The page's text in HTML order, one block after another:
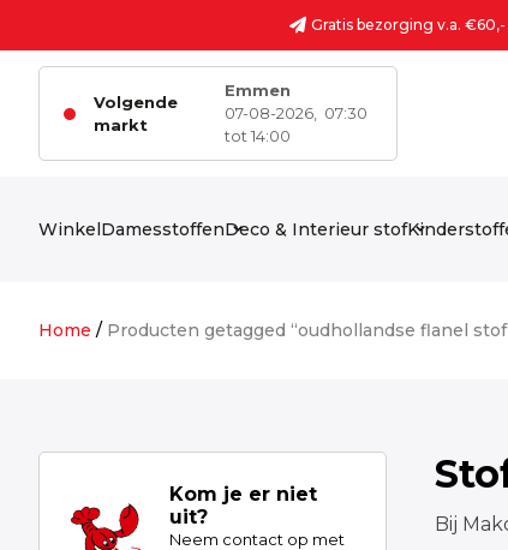
Gratis bezorging v.a. €60,-
Volgende
markt
Emmen
07-08-2026,
07:30
tot 14:00
WinkelDamesstoffenDeco & Interieur stof
Home / Producten getagged “oudhollandse flanel
Kom je er niet
uit?
Neem contact op met
Bij